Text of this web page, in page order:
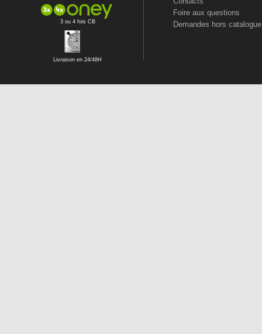
3 ou 4 fois CB
Livraison en 24/48H
Foire aux questions
Demandes hors catalogue